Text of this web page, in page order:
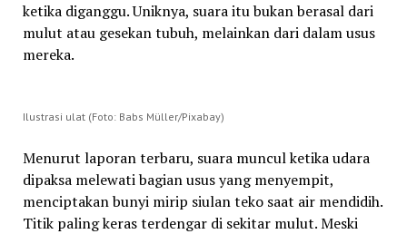
ketika diganggu. Uniknya, suara itu bukan berasal dari
mulut atau gesekan tubuh, melainkan dari dalam usus
mereka.
Ilustrasi ulat (Foto: Babs Müller/Pixabay)
Menurut laporan terbaru, suara muncul ketika udara
dipaksa melewati bagian usus yang menyempit,
menciptakan bunyi mirip siulan teko saat air mendidih.
Titik paling keras terdengar di sekitar mulut. Meski